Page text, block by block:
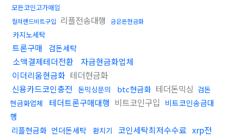
모든코인고가매입
컬쳐랜드비트구입 리플전송대행 금은돈현금화
카지노세탁
트론구매 검돈세탁
소액결제테더전환
자금현금화업체
이더리움현금화 테더현금화
신용카드코인충전 돈믹싱문의 btc현금화 테더돈믹싱 검돈
현금화업체
테더트론구매대행 비트코인구입 비트코인송금대
행
리플현금화 언더돈세탁 환치기 코인세탁최저수수료 xrp전